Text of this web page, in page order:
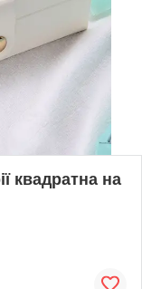
квадратна на